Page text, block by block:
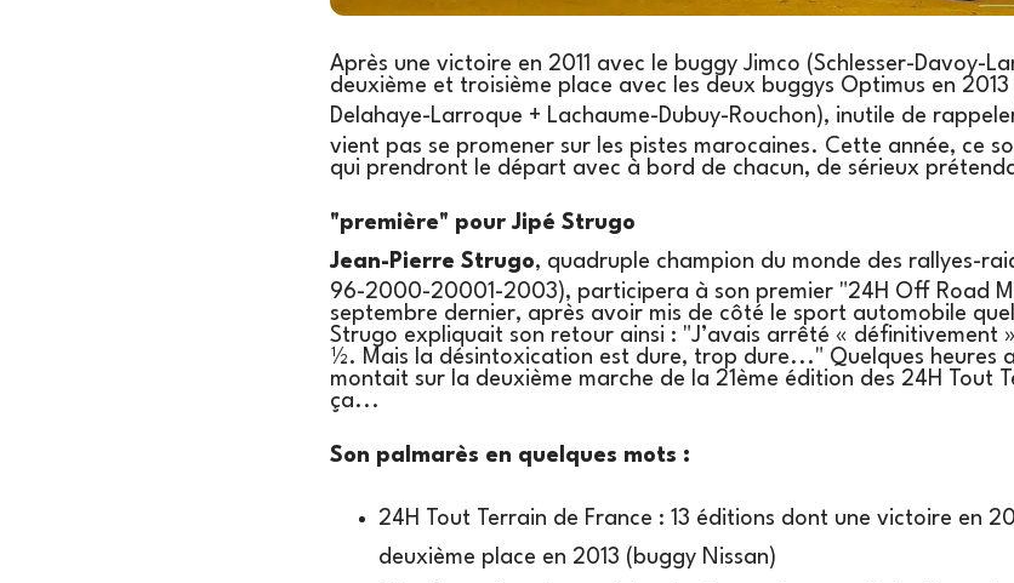
Après une victoire en 2011 avec le buggy Jimco (Schlesser-Davoy-
deuxième et troisième place avec les deux buggys Optimus en
Delahaye-Larroque + Lachaume-Dubuy-Rouchon), inutile de
vient pas se promener sur les pistes marocaines. Cette année, ce
qui prendront le départ avec à bord de chacun, de sérieux
"première" pour Jipé Strugo
Jean-Pierre Strugo, quadruple champion du monde des rallyes-
96-2000-20001-2003), participera à son premier "24H Off Road
septembre dernier, après avoir mis de côté le sport automobile
Strugo expliquait son retour ainsi : "J’avais arrêté « définitivement
½. Mais la désintoxication est dure, trop dure..." Quelques heures
montait sur la deuxième marche de la 21ème édition des 24H Tout
ça...
Son palmarès en quelques mots :
24H Tout Terrain de France : 13 éditions dont une victoire en
deuxième place en 2013 (buggy Nissan)